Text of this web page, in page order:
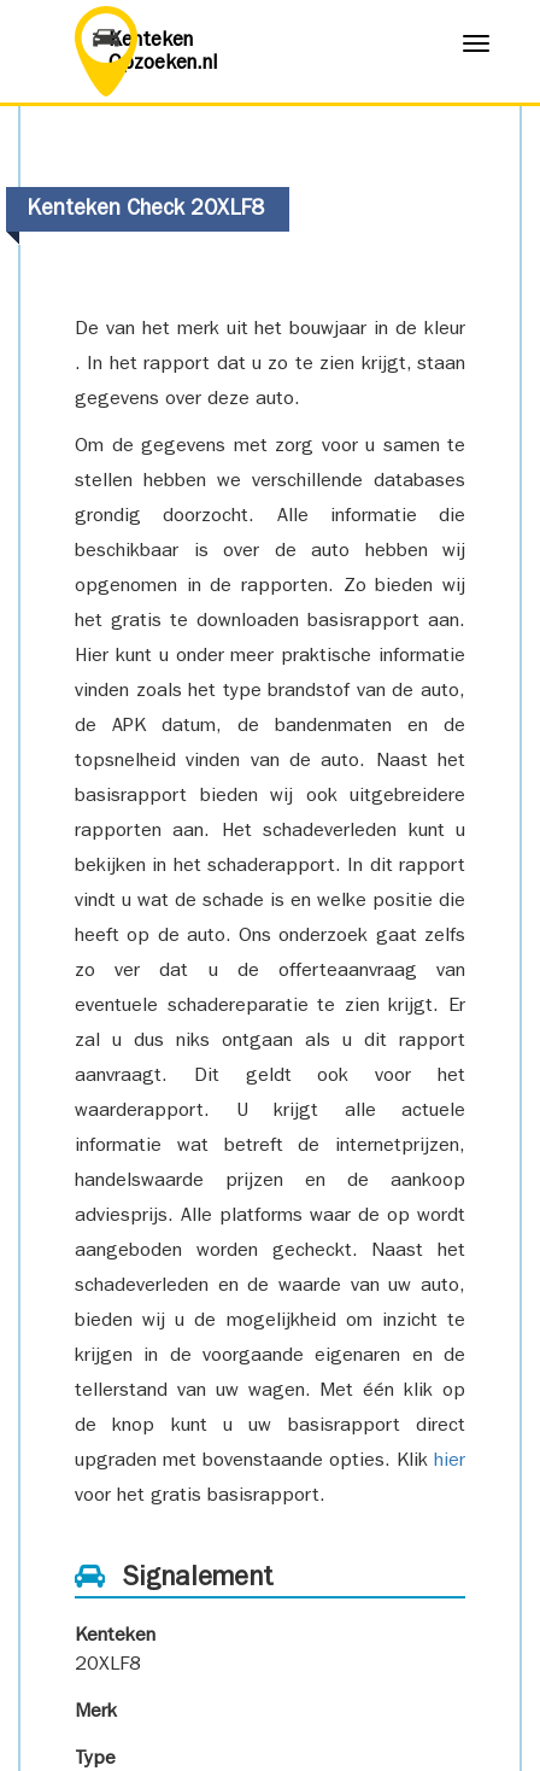
Kenteken
Opzoeken.nl
Menu
Kenteken Check 20XLF8
De van het merk uit het bouwjaar in de kleur
. In het rapport dat u zo te zien krijgt, staan
gegevens over deze auto.
Om de gegevens met zorg voor u samen te
stellen hebben we verschillende databases
grondig doorzocht. Alle informatie die
beschikbaar is over de auto hebben wij
opgenomen in de rapporten. Zo bieden wij
het gratis te downloaden basisrapport aan.
Hier kunt u onder meer praktische informatie
vinden zoals het type brandstof van de auto,
de APK datum, de bandenmaten en de
topsnelheid vinden van de auto. Naast het
basisrapport bieden wij ook uitgebreidere
rapporten aan. Het schadeverleden kunt u
bekijken in het schaderapport. In dit rapport
vindt u wat de schade is en welke positie die
heeft op de auto. Ons onderzoek gaat zelfs
zo ver dat u de offerteaanvraag van
eventuele schadereparatie te zien krijgt. Er
zal u dus niks ontgaan als u dit rapport
aanvraagt. Dit geldt ook voor het
waarderapport. U krijgt alle actuele
informatie wat betreft de internetprijzen,
handelswaarde prijzen en de aankoop
adviesprijs. Alle platforms waar de op wordt
aangeboden worden gecheckt. Naast het
schadeverleden en de waarde van uw auto,
bieden wij u de mogelijkheid om inzicht te
krijgen in de voorgaande eigenaren en de
tellerstand van uw wagen. Met één klik op
de knop kunt u uw basisrapport direct
upgraden met bovenstaande opties. Klik hier
voor het gratis basisrapport.
Signalement
Kenteken
20XLF8
Merk
Type